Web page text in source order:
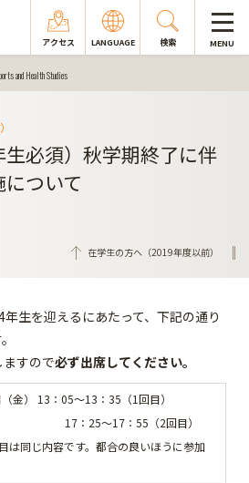
アクセス LANGUAGE 検索 MENU
and Health Studies
生必須）秋学期終了に伴
ついて
在学生の方へ（2019年度以前）
生を迎えるにあたって、下記の通り
すので必ず出席してください。
金） 13：05～13：35（1回目）
17：55（2回目）
同じ内容です。都合の良いほうに参加